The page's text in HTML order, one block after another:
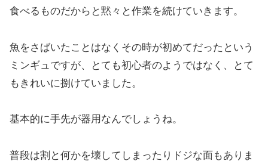
食べるものだからと黙々と作業を続けていきます。
魚をさばいたことはなくその時が初めてだったという
ミンギュですが、とても初心者のようではなく、とて
もきれいに捌けていました。
基本的に手先が器用なんでしょうね。
普段は割と何かを壊してしまったりドジな面もありま